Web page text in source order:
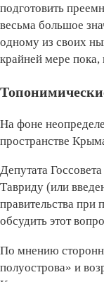
подготовить
весьма большое
одному из своих
крайней мере пока,
На фоне
пространстве
Депутата
Тавриду (или
правительства
обсудить этот
По мнению
полуострова» и